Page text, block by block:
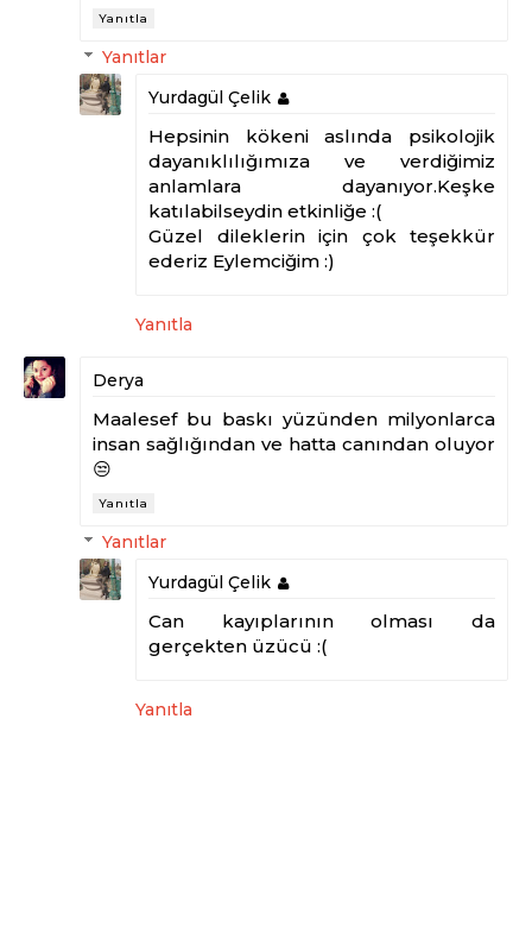
Yanıtla
Yanıtlar
Yurdagül Çelik
Hepsinin kökeni aslında psikolojik
dayanıklılığımıza ve verdiğimiz
anlamlara dayanıyor.Keşke
katılabilseydin etkinliğe :(
Güzel dileklerin için çok teşekkür
ederiz Eylemciğim :)
Yanıtla
Derya
Maalesef bu baskı yüzünden milyonlarca
insan sağlığından ve hatta canından oluyor
😒
Yanıtla
Yanıtlar
Yurdagül Çelik
Can kayıplarının olması da
gerçekten üzücü :(
Yanıtla